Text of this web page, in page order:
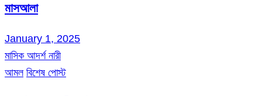
মাসআলা
January 1, 2025
মাসিক আদর্শ নারী
আমল বিশেষ পোস্ট